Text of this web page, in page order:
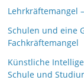
Lehrkräftemangel
Schulen und eine
Fachkräftemangel
Künstliche
Schule und